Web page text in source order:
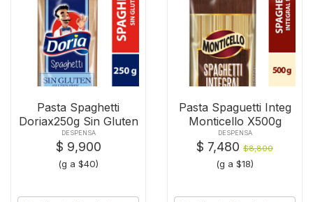
Pasta Spaghetti
Doriax250g Sin Gluten
DESPENSA
$ 9,900
(g a $40)
Pasta Spaguetti Integ
Monticello X500g
DESPENSA
$ 7,480 $8,800
(g a $18)